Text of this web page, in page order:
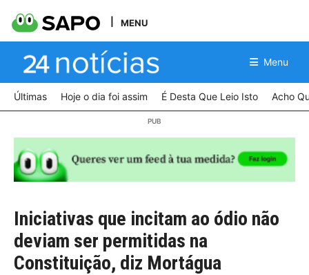
MENU
Menu
Últimas Hoje o dia foi assim É Desta Que Leio Isto Acho
Iniciativas que incitam ao ódio não
deviam ser permitidas na
Constituição, diz Mortágua